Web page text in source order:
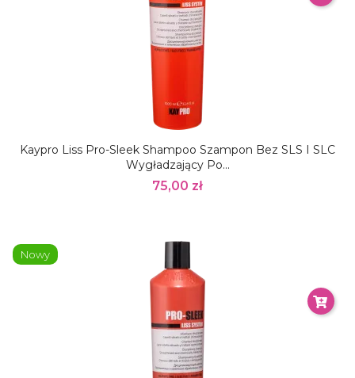
Kaypro Liss Pro-Sleek Shampoo Szampon Bez SLS I SLC
Wygładzający Po...
75,00 zł
Nowy